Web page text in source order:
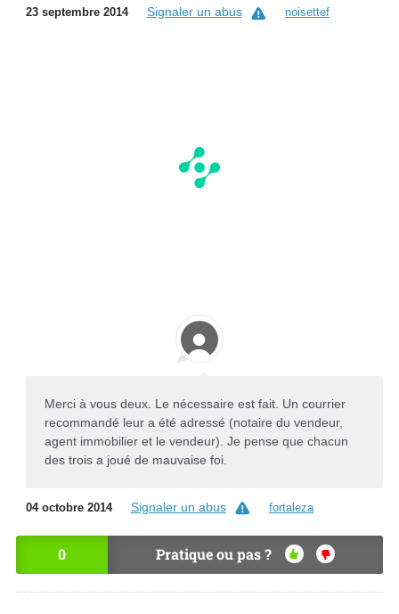
23 septembre 2014 Signaler un abus noisettef
Merci à vous deux. Le nécessaire est fait. Un courrier
recommandé leur a été adressé (notaire du vendeur,
agent immobilier et le vendeur). Je pense que chacun
des trois a joué de mauvaise foi.
04 octobre 2014 Signaler un abus fortaleza
0 Pratique ou pas ?
OU
I
NO